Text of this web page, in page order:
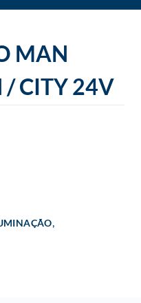
MAN
/ CITY 24V